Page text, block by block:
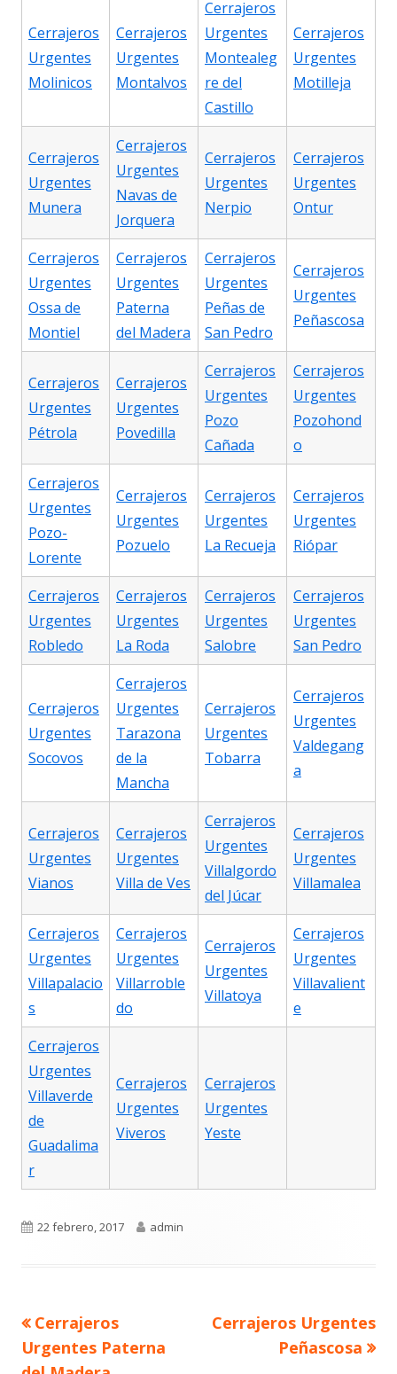
Cerrajeros
Urgentes
Molinicos
Cerrajeros
Urgentes
Montalvos
Cerrajeros
Urgentes
Montealeg
re del
Castillo
Cerrajeros
Urgentes
Motilleja
Cerrajeros
Urgentes
Munera
Cerrajeros
Urgentes
Navas de
Jorquera
Cerrajeros
Urgentes
Nerpio
Cerrajeros
Urgentes
Ontur
Cerrajeros
Urgentes
Ossa de
Montiel
Cerrajeros
Urgentes
Paterna
del Madera
Cerrajeros
Urgentes
Peñas de
San Pedro
Cerrajeros
Urgentes
Peñascosa
Cerrajeros
Urgentes
Pétrola
Cerrajeros
Urgentes
Povedilla
Cerrajeros
Urgentes
Pozo
Cañada
Cerrajeros
Urgentes
Pozohond
o
Cerrajeros
Urgentes
Pozo-
Lorente
Cerrajeros
Urgentes
Pozuelo
Cerrajeros
Urgentes
La Recueja
Cerrajeros
Urgentes
Riópar
Cerrajeros
Urgentes
Robledo
Cerrajeros
Urgentes
La Roda
Cerrajeros
Urgentes
Salobre
Cerrajeros
Urgentes
San Pedro
Cerrajeros
Urgentes
Socovos
Cerrajeros
Urgentes
Tarazona
de la
Mancha
Cerrajeros
Urgentes
Tobarra
Cerrajeros
Urgentes
Valdegang
a
Cerrajeros
Urgentes
Vianos
Cerrajeros
Urgentes
Villa de Ves
Cerrajeros
Urgentes
Villalgordo
del Júcar
Cerrajeros
Urgentes
Villamalea
Cerrajeros
Urgentes
Villapalacio
s
Cerrajeros
Urgentes
Villarroble
do
Cerrajeros
Urgentes
Villatoya
Cerrajeros
Urgentes
Villavalient
e
Cerrajeros
Urgentes
Villaverde
de
Guadalima
r
Cerrajeros
Urgentes
Viveros
Cerrajeros
Urgentes
Yeste
Publicado
22 febrero, 2017 Autor
admin
Navegación
de
entradas
Artículo
anterior
Cerrajeros
Urgentes Paterna
Artículo
siguiente
Cerrajeros Urgentes
Peñascosa